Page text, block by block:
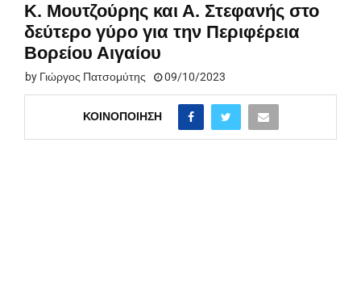
Κ. Μουτζούρης και Α. Στεφανής στο
δεύτερο γύρο για την Περιφέρεια
Βορείου Αιγαίου
by Γιώργος Πατσομύτης 09/10/2023
ΚΟΙΝΟΠΟΊΗΣΗ